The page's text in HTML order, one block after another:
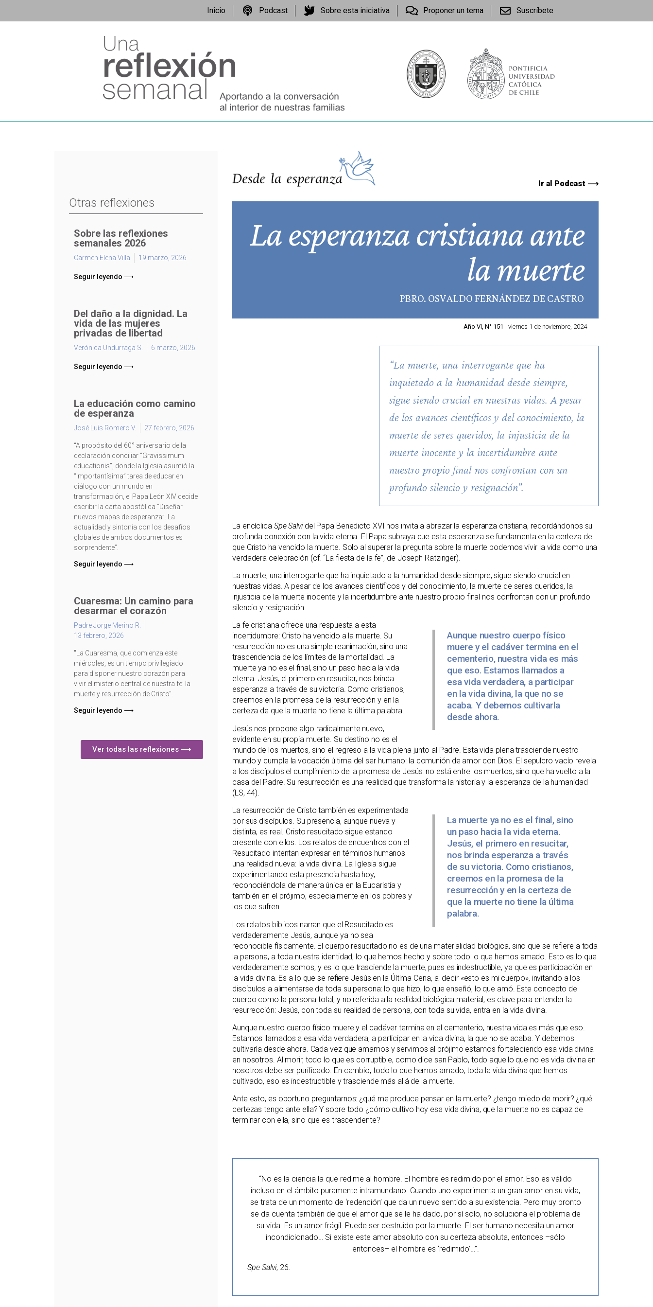
Inicio Podcast Sobre esta iniciativa Proponer un tema Suscríbete
Otras reflexiones
Sobre las reflexiones
semanales 2026
Carmen Elena Villa 19 marzo, 2026
Seguir leyendo ⟶
Del daño a la dignidad. La
vida de las mujeres
privadas de libertad
Verónica Undurraga S. 6 marzo, 2026
Seguir leyendo ⟶
La educación como camino
de esperanza
José Luis Romero V. 27 febrero, 2026
“A propósito del 60° aniversario de la
declaración conciliar “Gravissimum
educationis”, donde la Iglesia asumió la
“importantísima” tarea de educar en
diálogo con un mundo en
transformación, el Papa León XIV decide
escribir la carta apostólica “Diseñar
nuevos mapas de esperanza”. La
actualidad y sintonía con los desafíos
globales de ambos documentos es
sorprendente”.
Seguir leyendo ⟶
Cuaresma: Un camino para
desarmar el corazón
Padre Jorge Merino R.
13 febrero, 2026
"La Cuaresma, que comienza este
miércoles, es un tiempo privilegiado
para disponer nuestro corazón para
vivir el misterio central de nuestra fe: la
muerte y resurrección de Cristo".
Seguir leyendo ⟶
Ver todas las reflexiones ⟶
Ir al Podcast ⟶
La esperanza cristiana ante
la muerte
PBRO. OSVALDO FERNÁNDEZ DE CASTRO
Año VI, N° 151 viernes 1 de noviembre, 2024
“La muerte, una interrogante que ha
inquietado a la humanidad desde siempre,
sigue siendo crucial en nuestras vidas. A pesar
de los avances científicos y del conocimiento, la
muerte de seres queridos, la injusticia de la
muerte inocente y la incertidumbre ante
nuestro propio final nos confrontan con un
profundo silencio y resignación”.
La encíclica Spe Salvidel Papa Benedicto XVI nos invita a abrazar la esperanza cristiana, recordándonos su
profunda conexión con la vida eterna. El Papa subraya que esta esperanza se fundamenta en la certeza de
que Cristo ha vencido la muerte. Solo al superar la pregunta sobre la muerte podemos vivir la vida como una
verdadera celebración (cf. “La fiesta de la fe”, de Joseph Ratzinger).
La muerte, una interrogante que ha inquietado a la humanidad desde siempre, sigue siendo crucial en
nuestras vidas. A pesar de los avances científicos y del conocimiento, la muerte de seres queridos, la
injusticia de la muerte inocente y la incertidumbre ante nuestro propio final nos confrontan con un profundo
silencio y resignación.
Aunque nuestro cuerpo físico
muere y el cadáver termina en el
cementerio, nuestra vida es más
que eso. Estamos llamados a
esa vida verdadera, a participar
en la vida divina, la que no se
acaba. Y debemos cultivarla
desde ahora.
La fe cristiana ofrece una respuesta a esta
incertidumbre: Cristo ha vencido a la muerte. Su
resurrección no es una simple reanimación, sino una
trascendencia de los límites de la mortalidad. La
muerte ya no es el final, sino un paso hacia la vida
eterna. Jesús, el primero en resucitar, nos brinda
esperanza a través de su victoria. Como cristianos,
creemos en la promesa de la resurrección y en la
certeza de que la muerte no tiene la última palabra.
Jesús nos propone algo radicalmente nuevo,
evidente en su propia muerte. Su destino no es el
mundo de los muertos, sino el regreso a la vida plena junto al Padre. Esta vida plena trasciende nuestro
mundo y cumple la vocación última del ser humano: la comunión de amor con Dios. El sepulcro vacío revela
a los discípulos el cumplimiento de la promesa de Jesús: no está entre los muertos, sino que ha vuelto a la
casa del Padre. Su resurrección es una realidad que transforma la historia y la esperanza de la humanidad
(LS, 44).
La muerte ya no es el final, sino
un paso hacia la vida eterna.
Jesús, el primero en resucitar,
nos brinda esperanza a través
de su victoria. Como cristianos,
creemos en la promesa de la
resurrección y en la certeza de
que la muerte no tiene la última
palabra.
La resurrección de Cristo también es experimentada
por sus discípulos. Su presencia, aunque nueva y
distinta, es real. Cristo resucitado sigue estando
presente con ellos. Los relatos de encuentros con el
Resucitado intentan expresar en términos humanos
una realidad nueva: la vida divina. La Iglesia sigue
experimentando esta presencia hasta hoy,
reconociéndola de manera única en la Eucaristía y
también en el prójimo, especialmente en los pobres y
los que sufren.
Los relatos bíblicos narran que el Resucitado es
verdaderamente Jesús, aunque ya no sea
reconocible físicamente. El cuerpo resucitado no es de una materialidad biológica, sino que se refiere a toda
la persona, a toda nuestra identidad, lo que hemos hecho y sobre todo lo que hemos amado. Esto es lo que
verdaderamente somos, y es lo que trasciende la muerte, pues es indestructible, ya que es participación en
la vida divina. Es a lo que se refiere Jesús en la Última Cena, al decir «esto es mi cuerpo», invitando a los
discípulos a alimentarse de toda su persona: lo que hizo, lo que enseñó, lo que amó. Este concepto de
cuerpo como la persona total, y no referida a la realidad biológica material, es clave para entender la
resurrección: Jesús, con toda su realidad de persona, con toda su vida, entra en la vida divina.
Aunque nuestro cuerpo físico muere y el cadáver termina en el cementerio, nuestra vida es más que eso.
Estamos llamados a esa vida verdadera, a participar en la vida divina, la que no se acaba. Y debemos
cultivarla desde ahora. Cada vez que amamos y servimos al prójimo estamos fortaleciendo esa vida divina
en nosotros. Al morir, todo lo que es corruptible, como dice san Pablo, todo aquello que no es vida divina en
nosotros debe ser purificado. En cambio, todo lo que hemos amado, toda la vida divina que hemos
cultivado, eso es indestructible y trasciende más allá de la muerte.
Ante esto, es oportuno preguntarnos: ¿qué me produce pensar en la muerte? ¿tengo miedo de morir? ¿qué
certezas tengo ante ella? Y sobre todo ¿cómo cultivo hoy esa vida divina, que la muerte no es capaz de
terminar con ella, sino que es trascendente?
“No es la ciencia la que redime al hombre. El hombre es redimido por el amor. Eso es válido
incluso en el ámbito puramente intramundano. Cuando uno experimenta un gran amor en su vida,
se trata de un momento de ‘redención’ que da un nuevo sentido a su existencia. Pero muy pronto
se da cuenta también de que el amor que se le ha dado, por sí solo, no soluciona el problema de
su vida. Es un amor frágil. Puede ser destruido por la muerte. El ser humano necesita un amor
incondicionado… Si existe este amor absoluto con su certeza absoluta, entonces –sólo
entonces– el hombre es ‘redimido’…”.
Spe Salvi, 26.